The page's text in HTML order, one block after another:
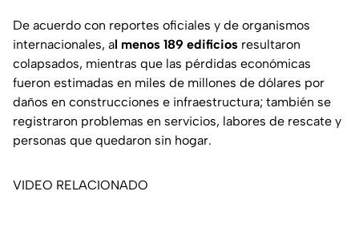
De acuerdo con reportes oficiales y de organismos
internacionales, al menos 189 edificios resultaron
colapsados, mientras que las pérdidas económicas
fueron estimadas en miles de millones de dólares por
daños en construcciones e infraestructura; también se
registraron problemas en servicios, labores de rescate y
personas que quedaron sin hogar.
VIDEO RELACIONADO